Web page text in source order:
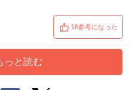
18参考になった
っと読む